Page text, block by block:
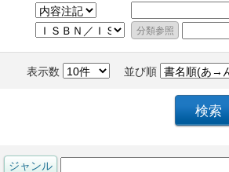
表示数 並び順